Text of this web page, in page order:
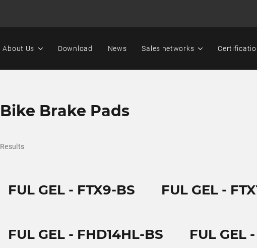
About Us Download News Sales networks
Bike Brake Pads
Results
FUL GEL - FTX9-BS FUL GEL -
FUL GEL - FHD14HL-BS FUL GEL